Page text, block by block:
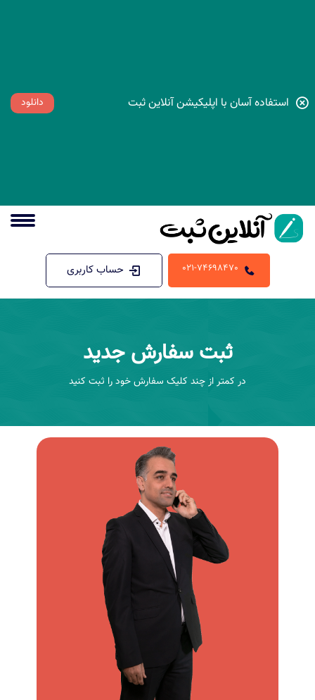
استفاده آسان با اپلیکیشن آنلاین ثبت دانلود
021-74698470 حساب کاربری
ثبت سفارش جدید
در کمتر از چند کلیک سفارش خود را ثبت کنید